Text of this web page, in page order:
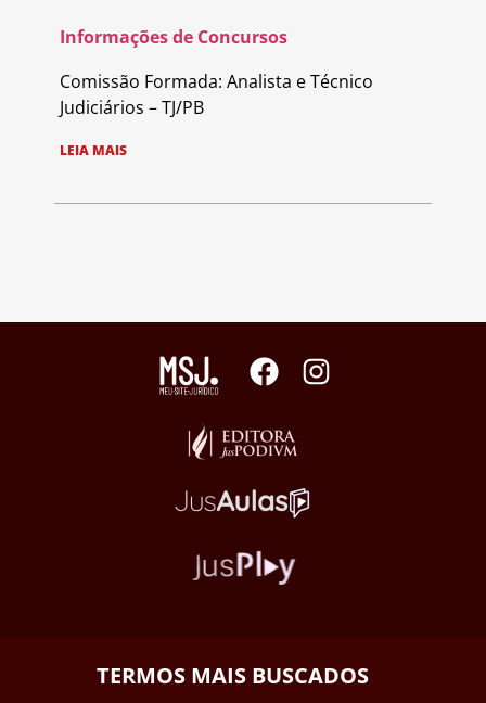
Informações de Concursos
Comissão Formada: Analista e Técnico
Judiciários – TJ/PB
LEIA MAIS
TERMOS MAIS BUSCADOS